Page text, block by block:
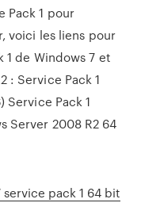
Pack 1 pour
voici les liens pour
de Windows 7 et
: Service Pack 1
Service Pack 1
Server 2008 R2 64
pack 1 64 bit